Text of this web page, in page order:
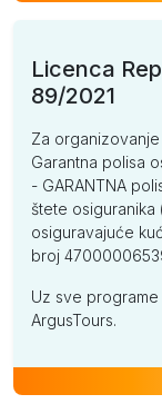
Licenca
89/2021
Za
Garantna polisa
- GARANTNA
štete osiguranika
osiguravajuće
broj
Uz sve
ArgusTours.